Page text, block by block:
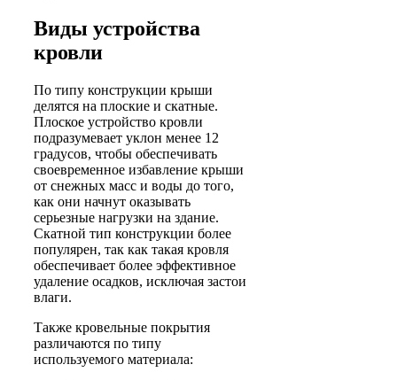
Виды устройства
кровли
По типу конструкции крыши
делятся на плоские и скатные.
Плоское устройство кровли
подразумевает уклон менее 12
градусов, чтобы обеспечивать
своевременное избавление крыши
от снежных масс и воды до того,
как они начнут оказывать
серьезные нагрузки на здание.
Скатной тип конструкции более
популярен, так как такая кровля
обеспечивает более эффективное
удаление осадков, исключая застои
влаги.
Также кровельные покрытия
различаются по типу
используемого материала: